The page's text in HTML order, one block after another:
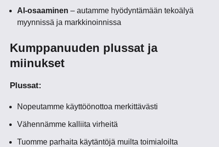
AI-osaaminen – autamme hyödyntämään tekoälyä
myynnissä ja markkinoinnissa
Kumppanuuden plussat ja
miinukset
Plussat:
Nopeutamme käyttöönottoa merkittävästi
Vähennämme kalliita virheitä
Tuomme parhaita käytäntöjä muilta toimialoilta